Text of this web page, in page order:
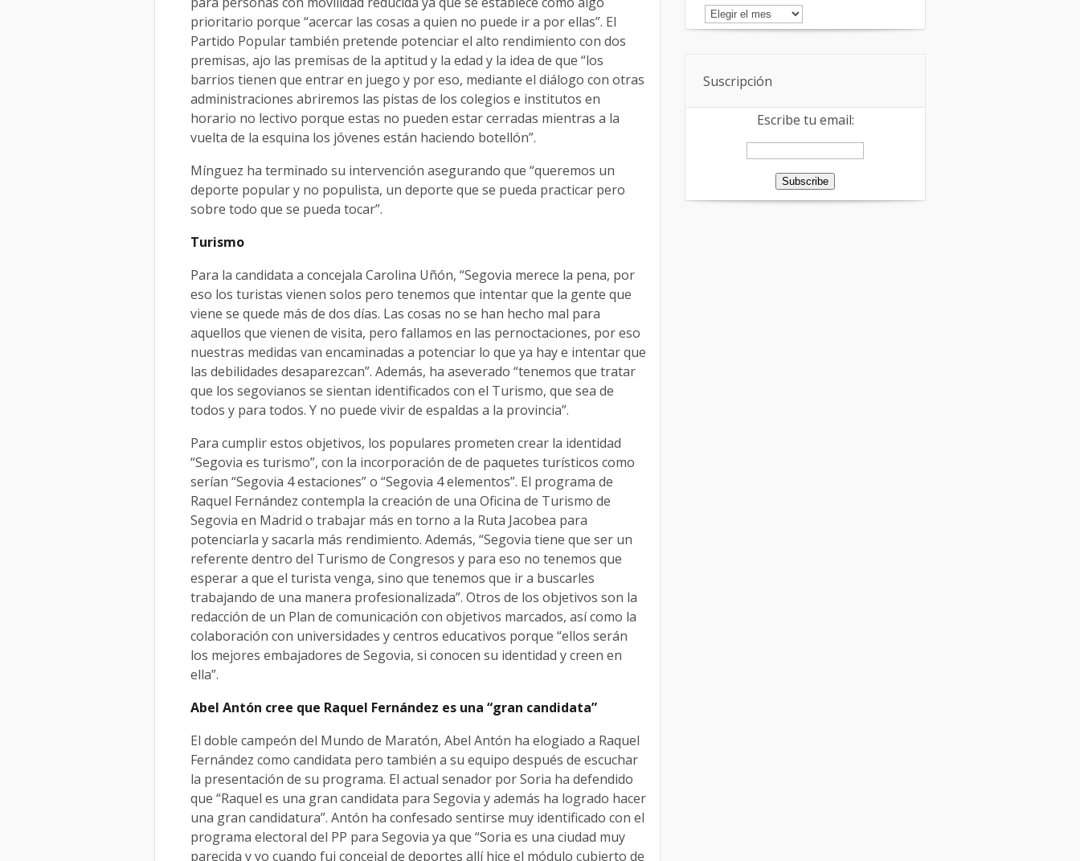
prioritario porque “acercar las cosas a quien no puede ir a por ellas”. El
Partido Popular también pretende potenciar el alto rendimiento con dos
premisas, ajo las premisas de la aptitud y la edad y la idea de que “los
barrios tienen que entrar en juego y por eso, mediante el diálogo con otras
administraciones abriremos las pistas de los colegios e institutos en
horario no lectivo porque estas no pueden estar cerradas mientras a la
vuelta de la esquina los jóvenes están haciendo botellón”.
Mínguez ha terminado su intervención asegurando que “queremos un
deporte popular y no populista, un deporte que se pueda practicar pero
sobre todo que se pueda tocar”.
Turismo
Para la candidata a concejala Carolina Uñón, “Segovia merece la pena, por
eso los turistas vienen solos pero tenemos que intentar que la gente que
viene se quede más de dos días. Las cosas no se han hecho mal para
aquellos que vienen de visita, pero fallamos en las pernoctaciones, por eso
nuestras medidas van encaminadas a potenciar lo que ya hay e intentar que
las debilidades desaparezcan”. Además, ha aseverado “tenemos que tratar
que los segovianos se sientan identificados con el Turismo, que sea de
todos y para todos. Y no puede vivir de espaldas a la provincia”.
Para cumplir estos objetivos, los populares prometen crear la identidad
“Segovia es turismo”, con la incorporación de de paquetes turísticos como
serían “Segovia 4 estaciones” o “Segovia 4 elementos”. El programa de
Raquel Fernández contempla la creación de una Oficina de Turismo de
Segovia en Madrid o trabajar más en torno a la Ruta Jacobea para
potenciarla y sacarla más rendimiento. Además, “Segovia tiene que ser un
referente dentro del Turismo de Congresos y para eso no tenemos que
esperar a que el turista venga, sino que tenemos que ir a buscarles
trabajando de una manera profesionalizada”. Otros de los objetivos son la
redacción de un Plan de comunicación con objetivos marcados, así como la
colaboración con universidades y centros educativos porque “ellos serán
los mejores embajadores de Segovia, si conocen su identidad y creen en
ella”.
Abel Antón cree que Raquel Fernández es una “gran candidata”
El doble campeón del Mundo de Maratón, Abel Antón ha elogiado a Raquel
Fernández como candidata pero también a su equipo después de escuchar
la presentación de su programa. El actual senador por Soria ha defendido
que “Raquel es una gran candidata para Segovia y además ha logrado hacer
una gran candidatura”. Antón ha confesado sentirse muy identificado con el
programa electoral del PP para Segovia ya que “Soria es una ciudad muy
parecida y yo cuando fui concejal de deportes allí hice el módulo cubierto de
Archivos
Suscripción
Escribe tu email: